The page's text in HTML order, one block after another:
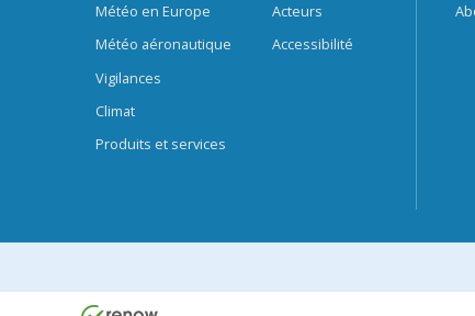
Météo en Europe
Météo aéronautique
Vigilances
Climat
Produits et services
Acteurs
Accessibilité